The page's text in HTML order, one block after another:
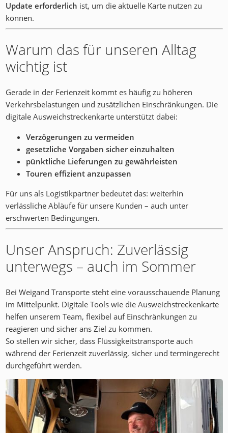
Update erforderlich ist, um die aktuelle Karte nutzen zu
können.
Warum das für unseren Alltag
wichtig ist
Gerade in der Ferienzeit kommt es häufig zu höheren
Verkehrsbelastungen und zusätzlichen Einschränkungen. Die
digitale Ausweichstreckenkarte unterstützt dabei:
Verzögerungen zu vermeiden
gesetzliche Vorgaben sicher einzuhalten
pünktliche Lieferungen zu gewährleisten
Touren effizient anzupassen
Für uns als Logistikpartner bedeutet das: weiterhin
verlässliche Abläufe für unsere Kunden – auch unter
erschwerten Bedingungen.
Unser Anspruch: Zuverlässig
unterwegs – auch im Sommer
Bei Weigand Transporte steht eine vorausschauende Planung
im Mittelpunkt. Digitale Tools wie die Ausweichstreckenkarte
helfen unserem Team, flexibel auf Einschränkungen zu
reagieren und sicher ans Ziel zu kommen.
So stellen wir sicher, dass Flüssigkeitstransporte auch
während der Ferienzeit zuverlässig, sicher und termingerecht
durchgeführt werden.